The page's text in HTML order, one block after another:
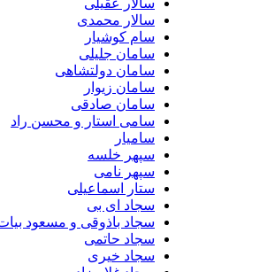
سالار عقیلی
سالار محمدی
سام کوشیار
سامان جلیلی
سامان دولتشاهی
سامان زیوار
سامان صادقی
سامی استار و محسن راد
سامیار
سپهر خلسه
سپهر نامی
ستار اسماعیلی
سجاد ای بی
سجاد باذوقی و مسعود بیات
سجاد حاتمی
سجاد خیری